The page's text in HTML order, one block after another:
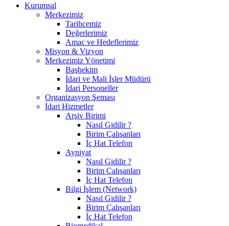
Kurumsal
Merkezimiz
Tarihçemiz
Değerlerimiz
Amaç ve Hedeflerimiz
Misyon & Vizyon
Merkezimiz Yönetimi
Başhekim
İdari ve Mali İşler Müdürü
İdari Personeller
Organizasyon Şeması
İdari Hizmetler
Arşiv Birimi
Nasıl Gidilir ?
Birim Çalışanları
İç Hat Telefon
Ayniyat
Nasıl Gidilir ?
Birim Çalışanları
İç Hat Telefon
Bilgi İşlem (Network)
Nasıl Gidilir ?
Birim Çalışanları
İç Hat Telefon